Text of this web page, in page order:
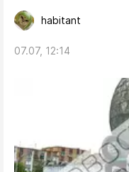
habitant
07.07, 12:14